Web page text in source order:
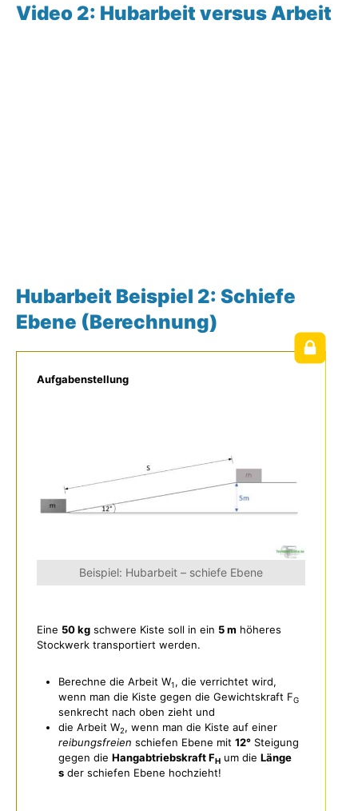
Video 2: Hubarbeit versus Arbeit
Hubarbeit Beispiel 2: Schiefe
Ebene (Berechnung)
Aufgabenstellung
Beispiel: Hubarbeit – schiefe Ebene
Eine 50 kg schwere Kiste soll in ein 5 m höheres
Stockwerk transportiert werden.
Berechne die Arbeit W1, die verrichtet wird,
wenn man die Kiste gegen die Gewichtskraft FG
senkrecht nach oben zieht und
die Arbeit W2, wenn man die Kiste auf einer
reibungsfreien schiefen Ebene mit 12° Steigung
gegen die Hangabtriebskraft FH um die Länge
s der schiefen Ebene hochzieht!